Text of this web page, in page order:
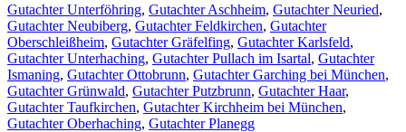
Gutachter Unterföhring, Gutachter Aschheim, Gutachter Neuried,
Gutachter Neubiberg, Gutachter Feldkirchen, Gutachter
Oberschleißheim, Gutachter Gräfelfing, Gutachter Karlsfeld,
Gutachter Unterhaching, Gutachter Pullach im Isartal, Gutachter
Ismaning, Gutachter Ottobrunn, Gutachter Garching bei München,
Gutachter Grünwald, Gutachter Putzbrunn, Gutachter Haar,
Gutachter Taufkirchen, Gutachter Kirchheim bei München,
Gutachter Oberhaching, Gutachter Planegg